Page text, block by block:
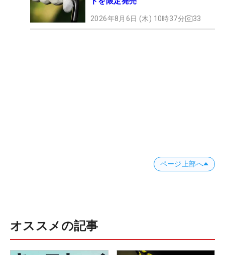
2026年8月6日 (木) 10時37分 33
ページ上部へ
オススメの記事